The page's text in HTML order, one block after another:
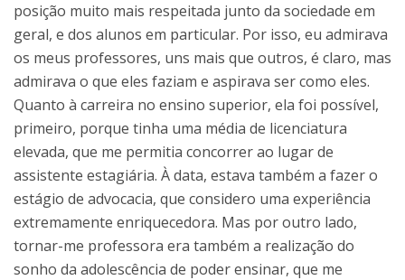
posição muito mais respeitada junto da sociedade em
geral, e dos alunos em particular. Por isso, eu admirava
os meus professores, uns mais que outros, é claro, mas
admirava o que eles faziam e aspirava ser como eles.
Quanto à carreira no ensino superior, ela foi possível,
primeiro, porque tinha uma média de licenciatura
elevada, que me permitia concorrer ao lugar de
assistente estagiária. À data, estava também a fazer o
estágio de advocacia, que considero uma experiência
extremamente enriquecedora. Mas por outro lado,
tornar-me professora era também a realização do
sonho da adolescência de poder ensinar, que me